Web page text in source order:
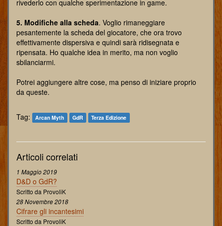
rivederlo con qualche sperimentazione in game.
5. Modifiche alla scheda. Voglio rimaneggiare
pesantemente la scheda del giocatore, che ora trovo
effettivamente dispersiva e quindi sarà ridisegnata e
ripensata. Ho qualche idea in merito, ma non voglio
sbilanciarmi.
Potrei aggiungere altre cose, ma penso di iniziare proprio
da queste.
Tag: Arcan Myth GdR Terza Edizione
Articoli correlati
1 Maggio 2019
D&D o GdR?
Scritto da ProvoliK
28 Novembre 2018
Cifrare gli incantesimi
Scritto da ProvoliK